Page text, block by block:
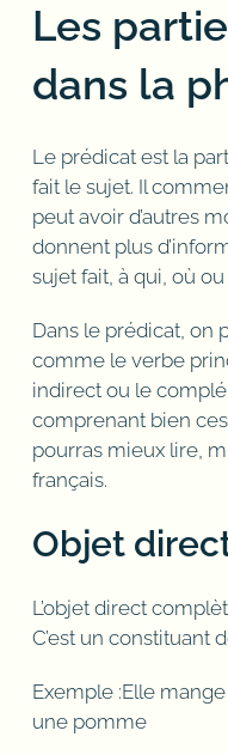
Les
dans la
Le prédicat est la
fait le sujet. Il
peut avoir d’autres
donnent plus
sujet fait, à qui, où
Dans le prédicat, on
comme le verbe
indirect ou le
comprenant bien
pourras mieux lire,
français.
Objet
L’objet direct
C’est un constituant
Exemple :Elle
une pomme